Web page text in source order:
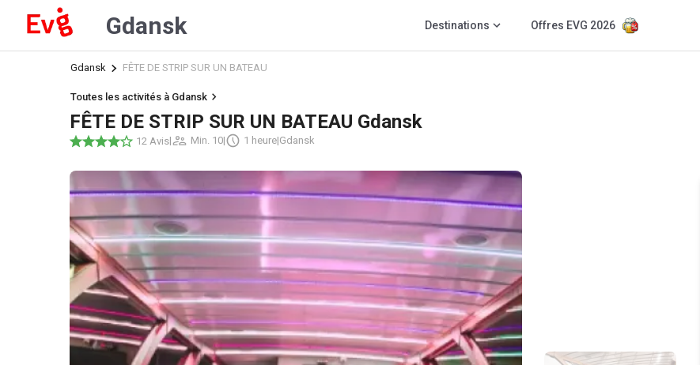
Gdansk Destinations Offres EVG 2026
Gdansk FÊTE DE STRIP SUR UN BATEAU
Toutes les activités à Gdansk
FÊTE DE STRIP SUR UN BATEAU Gdansk
12 Avis| Min. 10| 1 heure|Gdansk